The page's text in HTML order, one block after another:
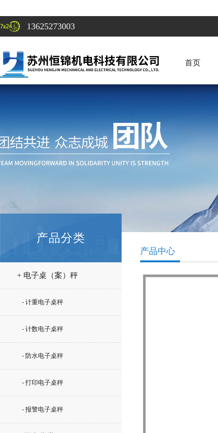
13625273003
首页
产品分类
+ 电子桌（案）秤
- 计重电子桌秤
- 计数电子桌秤
- 防水电子桌秤
- 打印电子桌秤
- 报警电子桌秤
产品中心